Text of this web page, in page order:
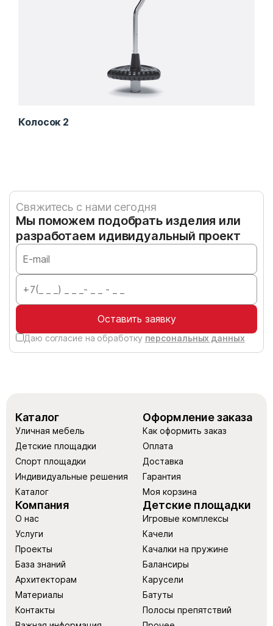
Колосок 2
Свяжитесь с нами сегодня
Мы поможем подобрать изделия или
разработаем идивидуальный проект
Оставить заявку
Даю согласие на обработку персональных данных
Каталог
Уличная мебель
Детские площадки
Спорт площадки
Индивидуальные решения
Каталог
Оформление заказа
Как оформить заказ
Оплата
Доставка
Гарантия
Моя корзина
Компания
О нас
Услуги
Проекты
База знаний
Архитекторам
Материалы
Контакты
Детские площадки
Игровые комплексы
Качели
Качалки на пружине
Балансиры
Карусели
Батуты
Полосы препятствий